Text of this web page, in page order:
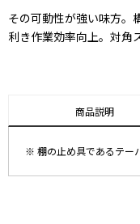
その可動性が強い味方。
利き作業効率向上。対角
商品説明
※ 棚の止め具であるテー